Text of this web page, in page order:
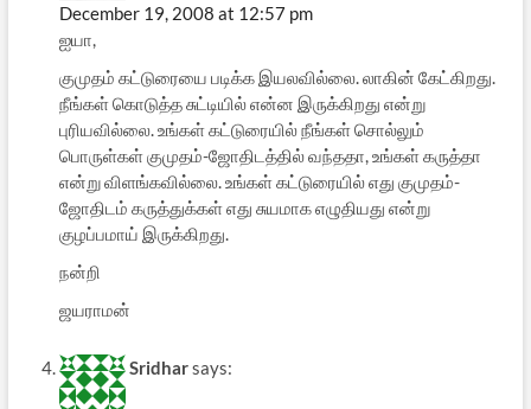
December 19, 2008 at 12:57 pm
ஐயா,
குமுதம் கட்டுரையை படிக்க இயலவில்லை. லாகின் கேட்கிறது.
நீங்கள் கொடுத்த சுட்டியில் என்ன இருக்கிறது என்று
புரியவில்லை. உங்கள் கட்டுரையில் நீங்கள் சொல்லும்
பொருள்கள் குமுதம்-ஜோதிடத்தில் வந்ததா, உங்கள் கருத்தா
என்று விளங்கவில்லை. உங்கள் கட்டுரையில் எது குமுதம்-
ஜோதிடம் கருத்துக்கள் எது சுயமாக எழுதியது என்று
குழப்பமாய் இருக்கிறது.
நன்றி
ஜயராமன்
Sridharsays: